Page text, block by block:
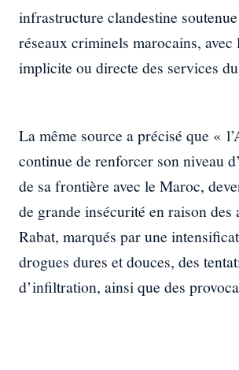
infrastructure clandestine
réseaux criminels marocains,
implicite ou directe des services
La même source a précisé que «
continue de renforcer son niveau
de sa frontière avec le Maroc,
de grande insécurité en raison des
Rabat, marqués par une
drogues dures et douces, des
d’infiltration, ainsi que des